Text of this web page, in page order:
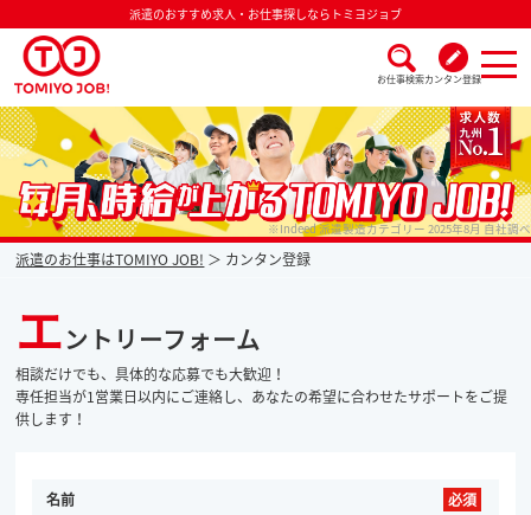
派遣のおすすめ求人・お仕事探しならトミヨジョブ
お仕事検索カンタン登録
派遣なら毎月時給が上がるトミヨジョブ ※Indeed 派遣製造カテゴリー 2025年8月 自社調べ
派遣のお仕事はTOMIYO JOB! カンタン登録
エントリーフォーム
相談だけでも、具体的な応募でも大歓迎！
専任担当が1営業日以内にご連絡し、あなたの希望に合わせたサポートをご提
供します！
名前